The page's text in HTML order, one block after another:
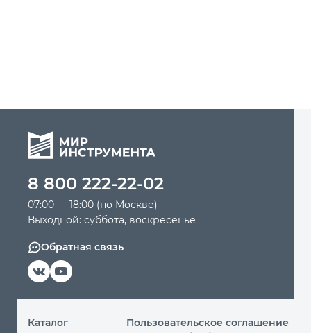
8 800 222-22-02
07:00 — 18:00 (по Москве)
Выходной: суббота, воскресенье
Обратная связь
Каталог
Пользовательское соглашение